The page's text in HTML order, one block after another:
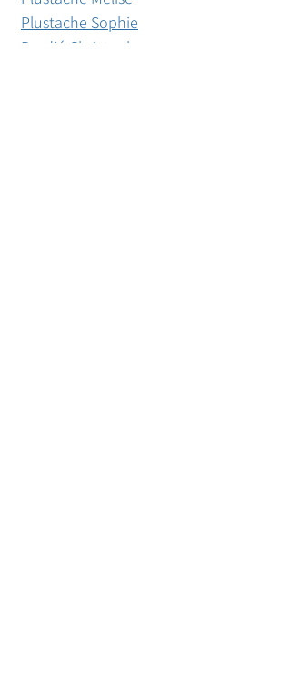
Plustache Sophie
Pordié Christophe